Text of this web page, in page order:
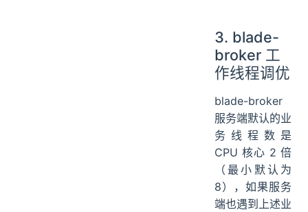
3. blade-
broker 工
作线程调优
blade-broker
服务端默认的业
务线程数是
CPU 核心 2 倍
（最小默认为
8），如果服务
端也遇到上述业